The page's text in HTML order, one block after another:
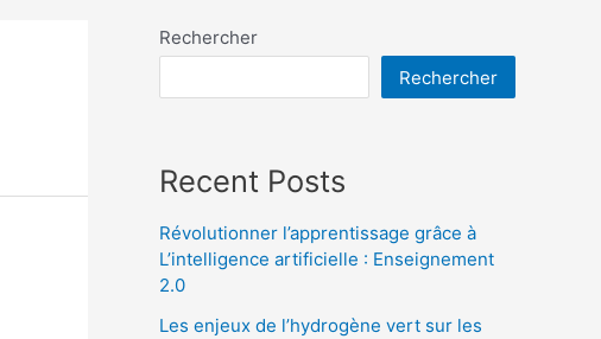
Rechercher
Rechercher
Recent Posts
Révolutionner l’apprentissage grâce à
L’intelligence artificielle : Enseignement
2.0
Les enjeux de l’hydrogène vert sur les